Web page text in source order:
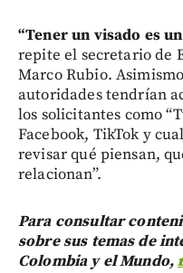
“Tener un visado es
repite el secretario de
Marco Rubio.
autoridades tendrían
los solicitantes como
Facebook, TikTok y
revisar qué piensan,
relacionan”.
Para consultar
sobre sus temas de
Colombia y el Mundo,